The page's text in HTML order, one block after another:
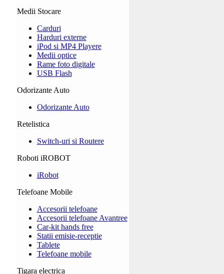
Medii Stocare
Carduri
Harduri externe
iPod si MP4 Playere
Medii optice
Rame foto digitale
USB Flash
Odorizante Auto
Odorizante Auto
Retelistica
Switch-uri si Routere
Roboti iROBOT
iRobot
Telefoane Mobile
Accesorii telefoane
Accesorii telefoane Avantree
Car-kit hands free
Statii emisie-receptie
Tablete
Telefoane mobile
Tigara electrica